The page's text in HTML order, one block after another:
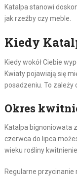
Katalpa stanowi
jak rzeźby czy meble.
Kiedy
Kiedy wokół Ciebie
Kwiaty pojawiają się
posadzeniu. To zależy
Okres
Katalpa bignoniowata
czerwca do lipca
wieku rośliny
Regularne przycinanie